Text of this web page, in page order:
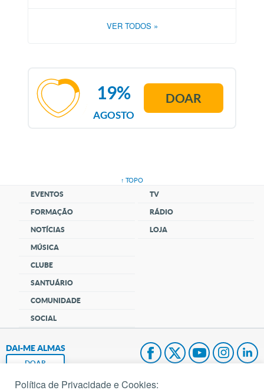
VER TODOS »
AGOSTO
19% DOAR
↑ TOPO
EVENTOS
FORMAÇÃO
NOTÍCIAS
MÚSICA
CLUBE
SANTUÁRIO
COMUNIDADE
SOCIAL
TV
RÁDIO
LOJA
DAI-ME ALMAS
DOAR
Política de Privacidade e Cookies: